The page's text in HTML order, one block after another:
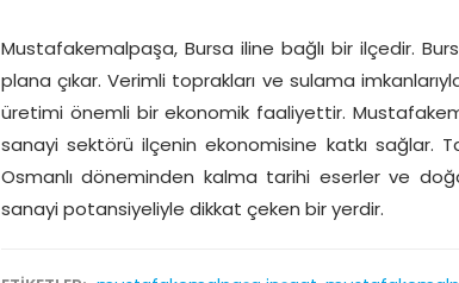
Mustafakemalpaşa, Bursa iline bağlı bir ilçedir.
plana çıkar. Verimli toprakları ve sulama
üretimi önemli bir ekonomik faaliyettir.
sanayi sektörü ilçenin ekonomisine katkı sağlar.
Osmanlı döneminden kalma tarihi eserler ve
sanayi potansiyeliyle dikkat çeken bir yerdir.